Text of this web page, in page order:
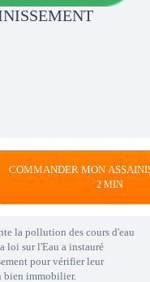
COMMANDER MON
2 MIN
la pollution des cours d'eau
loi sur l'Eau a instauré
pour vérifier leur
bien immobilier.